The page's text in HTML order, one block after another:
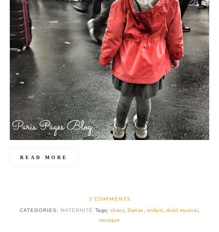
READ MORE
3 COMMENTS
CATEGORIES: MATERNITÉ Tags: chant Danse enfant éveil musical
musique